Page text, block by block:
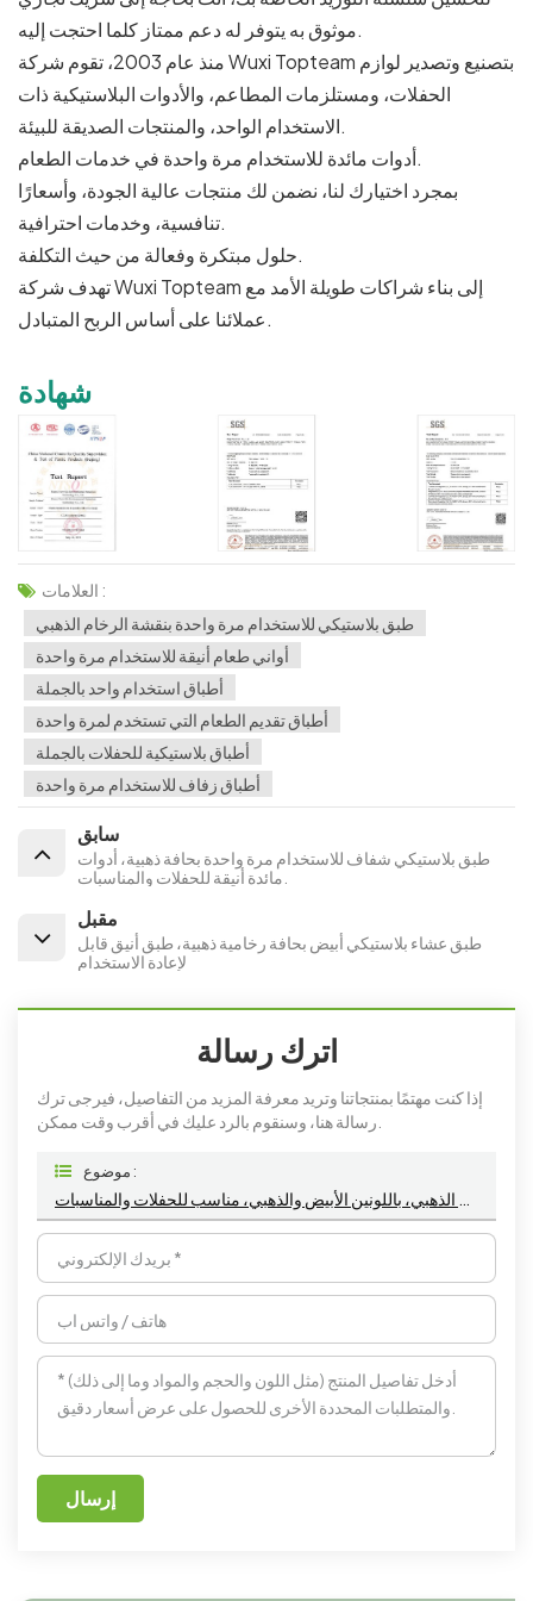
موثوق به يتوفر له دعم ممتاز كلما احتجت إليه.
منذ عام 2003، تقوم شركة Wuxi Topteam بتصنيع وتصدير لوازم
الحفلات، ومستلزمات المطاعم، والأدوات البلاستيكية ذات
الاستخدام الواحد، والمنتجات الصديقة للبيئة.
أدوات مائدة للاستخدام مرة واحدة في خدمات الطعام.
بمجرد اختيارك لنا، نضمن لك منتجات عالية الجودة، وأسعارًا
تنافسية، وخدمات احترافية.
حلول مبتكرة وفعالة من حيث التكلفة.
تهدف شركة Wuxi Topteam إلى بناء شراكات طويلة الأمد مع
عملائنا على أساس الربح المتبادل.
شهادة
العلامات :
طبق بلاستيكي للاستخدام مرة واحدة بنقشة الرخام الذهبي
أواني طعام أنيقة للاستخدام مرة واحدة
أطباق استخدام واحد بالجملة
أطباق تقديم الطعام التي تستخدم لمرة واحدة
أطباق بلاستيكية للحفلات بالجملة
أطباق زفاف للاستخدام مرة واحدة
سابق
طبق بلاستيكي شفاف للاستخدام مرة واحدة بحافة ذهبية، أدوات
مقبل
طبق عشاء بلاستيكي أبيض بحافة رخامية ذهبية، طبق أنيق قابل
لإعادة الاستخدام
اترك رسالة
إذا كنت مهتمًا بمنتجاتنا وتريد معرفة المزيد من التفاصيل، فيرجى ترك
موضوع :
إرسال